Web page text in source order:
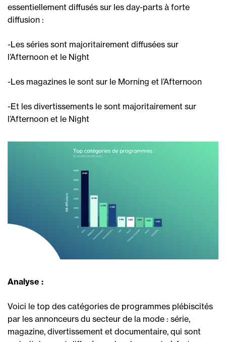
essentiellement diffusés sur les day-parts à forte
diffusion :
-Les séries sont majoritairement diffusées sur
l’Afternoon et le Night
-Les magazines le sont sur le Morning et l’Afternoon
-Et les divertissements le sont majoritairement sur
l’Afternoon et le Night
Analyse :
Voici le top des catégories de programmes plébiscités
par les annonceurs du secteur de la mode : série,
magazine, divertissement et documentaire, qui sont